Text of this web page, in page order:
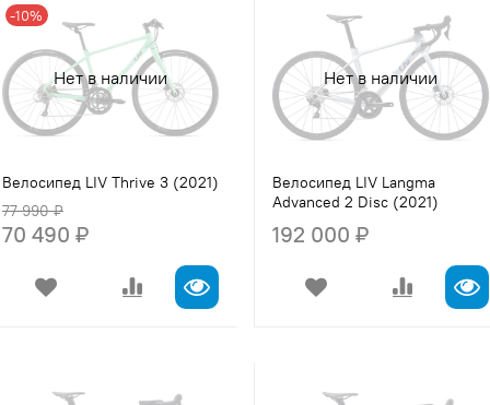
Нет в наличии
-10%
Велосипед LIV Thrive 3 (2021)
77 990 ₽
70 490 ₽
Нет в наличии
Велосипед LIV Langma
Advanced 2 Disc (2021)
192 000 ₽